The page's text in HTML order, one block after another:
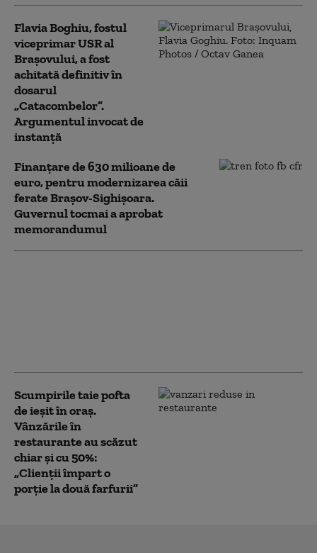
Flavia Boghiu, fostul
viceprimar USR al
Brașovului, a fost
achitată definitiv în
dosarul
„Catacombelor”.
Argumentul invocat de
instanță
Finanțare de 630 milioane de
euro, pentru modernizarea căii
ferate Braşov-Sighişoara.
Guvernul tocmai a aprobat
memorandumul
Scumpirile taie pofta
de ieșit în oraș.
Vânzările în
restaurante au scăzut
chiar și cu 50%:
„Clienții împart o
porție la două farfurii”